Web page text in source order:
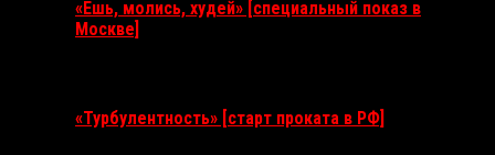
«Ешь, молись, худей» [специальный показ в
Москве]
«Турбулентность» [старт проката в РФ]